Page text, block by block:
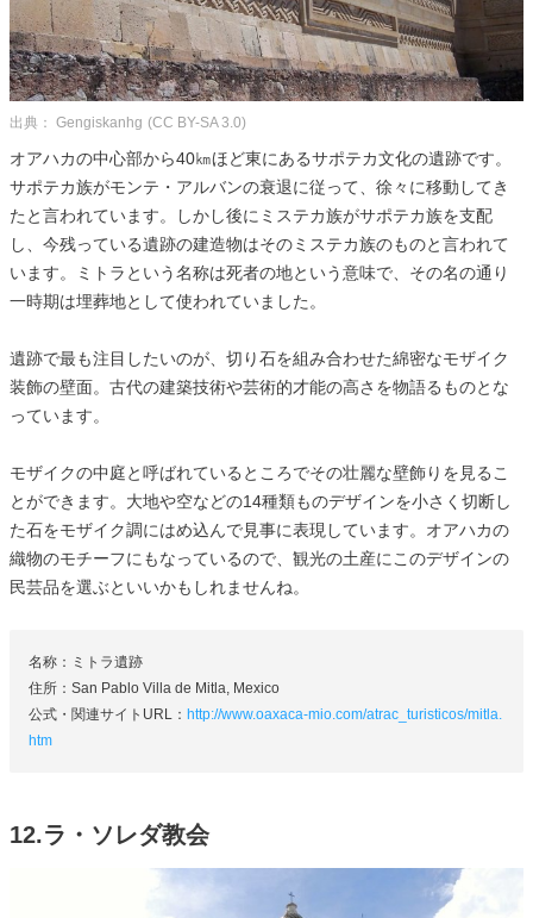
出典： Gengiskanhg (CC BY-SA 3.0)
オアハカの中心部から40㎞ほど東にあるサポテカ文化の遺跡です。
サポテカ族がモンテ・アルバンの衰退に従って、徐々に移動してき
たと言われています。しかし後にミステカ族がサポテカ族を支配
し、今残っている遺跡の建造物はそのミステカ族のものと言われて
います。ミトラという名称は死者の地という意味で、その名の通り
一時期は埋葬地として使われていました。
遺跡で最も注目したいのが、切り石を組み合わせた綿密なモザイク
装飾の壁面。古代の建築技術や芸術的才能の高さを物語るものとな
っています。
モザイクの中庭と呼ばれているところでその壮麗な壁飾りを見るこ
とができます。大地や空などの14種類ものデザインを小さく切断し
た石をモザイク調にはめ込んで見事に表現しています。オアハカの
織物のモチーフにもなっているので、観光の土産にこのデザインの
民芸品を選ぶといいかもしれませんね。
名称：ミトラ遺跡
住所：San Pablo Villa de Mitla, Mexico
公式・関連サイトURL： http://www.oaxaca-mio.com/atrac_turisticos/mitla.
htm
12.ラ・ソレダ教会